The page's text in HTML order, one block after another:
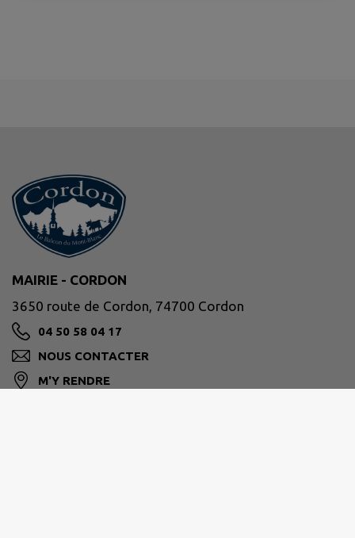
MAIRIE - CORDON
3650 route de Cordon, 74700 Cordon
04 50 58 04 17
NOUS CONTACTER
M'Y RENDRE